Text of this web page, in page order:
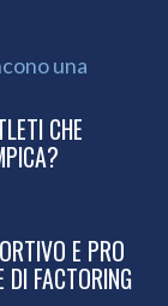
CHE
E PRO
DI FACTORING